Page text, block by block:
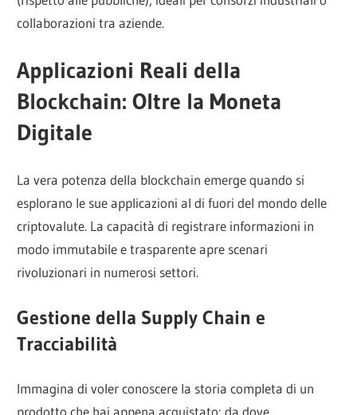
collaborazioni tra aziende.
Applicazioni Reali della
Blockchain: Oltre la Moneta
Digitale
La vera potenza della blockchain emerge quando si
esplorano le sue applicazioni al di fuori del mondo delle
criptovalute. La capacità di registrare informazioni in
modo immutabile e trasparente apre scenari
rivoluzionari in numerosi settori.
Gestione della Supply Chain e
Tracciabilità
Immagina di voler conoscere la storia completa di un
prodotto che hai appena acquistato: da dove